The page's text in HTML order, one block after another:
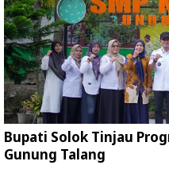
Bupati Solok Tinjau
Gunung Talang